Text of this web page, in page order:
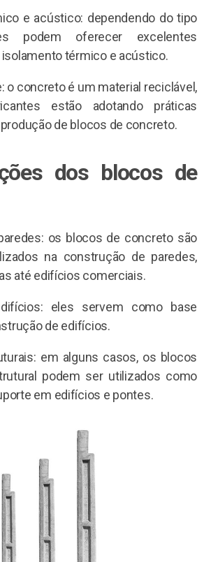
e acústico: dependendo do tipo
podem oferecer excelentes
térmico e acústico.
o concreto é um material reciclável,
estão adotando práticas
de blocos de concreto.
dos blocos de
os blocos de concreto são
na construção de paredes,
até edifícios comerciais.
eles servem como base
de edifícios.
em alguns casos, os blocos
podem ser utilizados ​​como
em edifícios e pontes.